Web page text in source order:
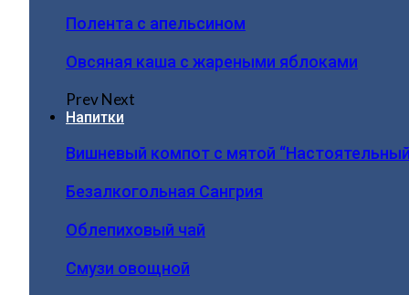
Полента с апельсином
Овсяная каша с жареными яблоками
PrevNext
Напитки
Вишневый компот с мятой
Безалкогольная Сангрия
Облепиховый чай
Смузи овощной